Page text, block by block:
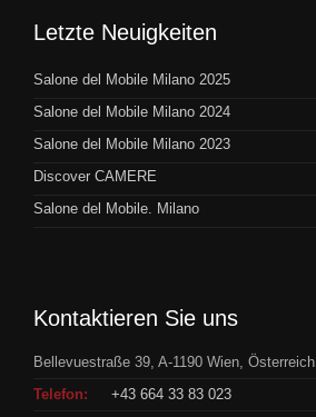
Letzte Neuigkeiten
Salone del Mobile Milano 2025
Salone del Mobile Milano 2024
Salone del Mobile Milano 2023
Discover CAMERE
Salone del Mobile. Milano
Kontaktieren Sie uns
Bellevuestraße 39, A-1190 Wien, Österreich
Telefon:
+43 664 33 83 023